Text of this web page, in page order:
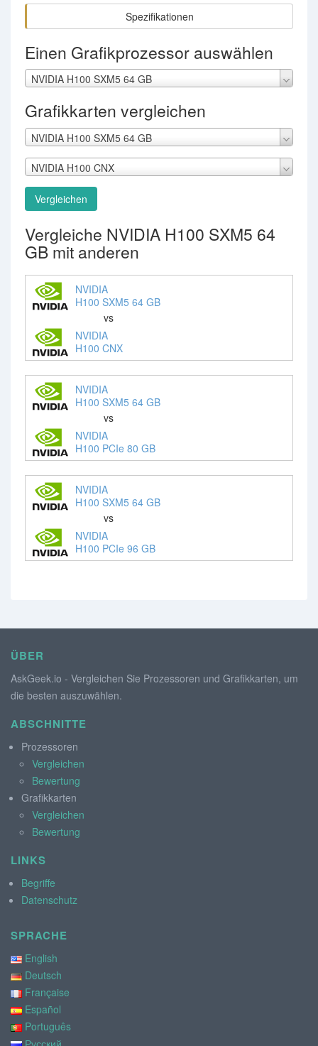
Spezifikationen
Einen Grafikprozessor auswählen
NVIDIA H100 SXM5 64 GB
Grafikkarten vergleichen
NVIDIA H100 SXM5 64 GB
NVIDIA H100 CNX
Vergleichen
Vergleiche NVIDIA H100 SXM5 64
GB mit anderen
NVIDIA
H100 SXM5 64 GB
vs
NVIDIA
H100 CNX
NVIDIA
H100 SXM5 64 GB
vs
NVIDIA
H100 PCIe 80 GB
NVIDIA
H100 SXM5 64 GB
vs
NVIDIA
H100 PCIe 96 GB
ÜBER
AskGeek.io - Vergleichen Sie Prozessoren und Grafikkarten, um
die besten auszuwählen.
ABSCHNITTE
Prozessoren
Vergleichen
Bewertung
Grafikkarten
Vergleichen
Bewertung
LINKS
Begriffe
Datenschutz
SPRACHE
English
Deutsch
Française
Español
Português
Русский